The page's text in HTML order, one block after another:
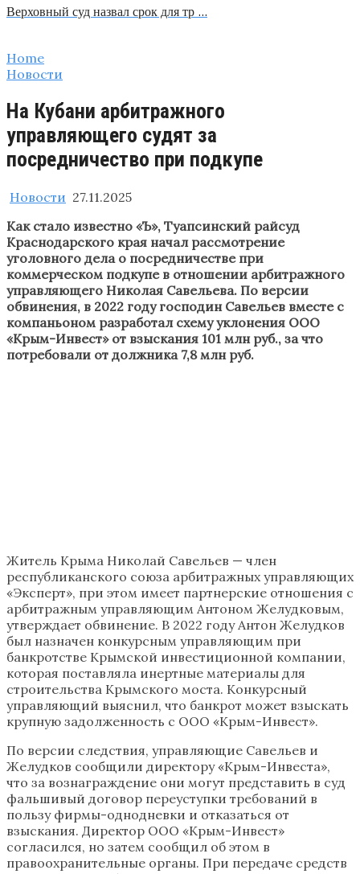
Верховный суд назвал срок для тр …
Home
Новости
На Кубани арбитражного
управляющего судят за
посредничество при подкупе
Новости 27.11.2025
Как стало известно «Ъ», Туапсинский райсуд
Краснодарского края начал рассмотрение
уголовного дела о посредничестве при
коммерческом подкупе в отношении арбитражного
управляющего Николая Савельева. По версии
обвинения, в 2022 году господин Савельев вместе с
компаньоном разработал схему уклонения ООО
«Крым-Инвест» от взыскания 101 млн руб., за что
потребовали от должника 7,8 млн руб.
Житель Крыма Николай Савельев — член
республиканского союза арбитражных управляющих
«Эксперт», при этом имеет партнерские отношения с
арбитражным управляющим Антоном Желудковым,
утверждает обвинение. В 2022 году Антон Желудков
был назначен конкурсным управляющим при
банкротстве Крымской инвестиционной компании,
которая поставляла инертные материалы для
строительства Крымского моста. Конкурсный
управляющий выяснил, что банкрот может взыскать
крупную задолженность с ООО «Крым-Инвест».
По версии следствия, управляющие Савельев и
Желудков сообщили директору «Крым-Инвеста»,
что за вознаграждение они могут представить в суд
фальшивый договор переуступки требований в
пользу фирмы-однодневки и отказаться от
взыскания. Директор ООО «Крым-Инвест»
согласился, но затем сообщил об этом в
правоохранительные органы. При передаче средств